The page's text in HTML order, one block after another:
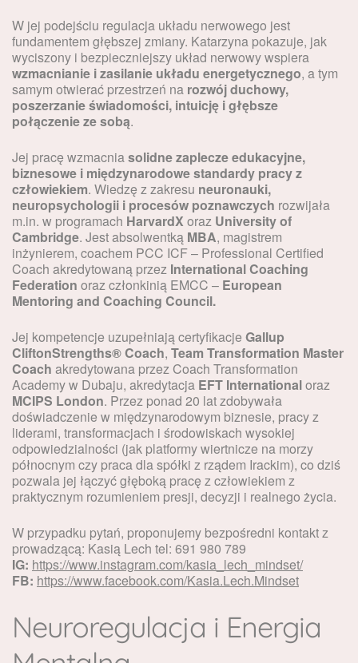
W jej podejściu regulacja układu nerwowego jest
fundamentem głębszej zmiany. Katarzyna pokazuje, jak
wyciszony i bezpieczniejszy układ nerwowy wspiera
wzmacnianie i zasilanie układu energetycznego, a tym
samym otwierać przestrzeń na rozwój duchowy,
poszerzanie świadomości, intuicję i głębsze
połączenie ze sobą.
Jej pracę wzmacniasolidne zaplecze edukacyjne,
biznesowe i międzynarodowe standardy pracy z
człowiekiem. Wiedzę z zakresu neuronauki,
neuropsychologii i procesów poznawczych rozwijała
m.in. w programach HarvardX oraz University of
Cambridge. Jest absolwentką MBA, magistrem
inżynierem, coachem PCC ICF – Professional Certified
Coach akredytowaną przez International Coaching
Federation oraz członkinią EMCC – European
Mentoring and Coaching Council.
Jej kompetencje uzupełniają certyfikacje Gallup
CliftonStrengths® Coach, Team Transformation Master
Coach akredytowana przez Coach Transformation
Academy w Dubaju, akredytacja EFT Internationaloraz
MCIPS London. Przez ponad 20 lat zdobywała
doświadczenie w międzynarodowym biznesie, pracy z
liderami, transformacjach i środowiskach wysokiej
odpowiedzialności (jak platformy wiertnicze na morzy
północnym czy praca dla spółki z rządem Irackim), co dziś
pozwala jej łączyć głęboką pracę z człowiekiem z
praktycznym rozumieniem presji, decyzji i realnego życia.
W przypadku pytań, proponujemy bezpośredni kontakt z
prowadzącą: Kasią Lech tel: 691 980 789
IG: https://www.instagram.com/kasia_lech_mindset/
FB: https://www.facebook.com/Kasia.Lech.Mindset
Neuroregulacja i Energia